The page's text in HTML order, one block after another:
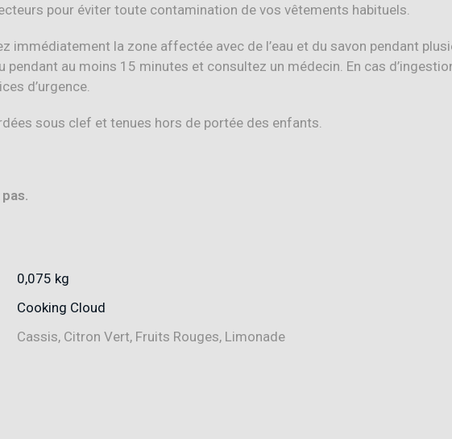
pour éviter toute contamination de vos vêtements habituels.
immédiatement la zone affectée avec de l’eau et du savon pendant
pendant au moins 15 minutes et consultez un médecin. En cas
d’urgence.
sous clef et tenues hors de portée des enfants.
0,075 kg
Cooking Cloud
Cassis, Citron Vert, Fruits Rouges, Limonade